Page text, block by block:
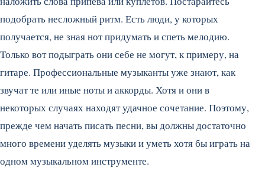
подобрать несложный ритм. Есть люди, у которых
получается, не зная нот придумать и спеть мелодию.
Только вот подыграть они себе не могут, к примеру, на
гитаре. Профессиональные музыканты уже знают, как
звучат те или иные ноты и аккорды. Хотя и они в
некоторых случаях находят удачное сочетание. Поэтому,
прежде чем начать писать песни, вы должны достаточно
много времени уделять музыки и уметь хотя бы играть на
одном музыкальном инструменте.